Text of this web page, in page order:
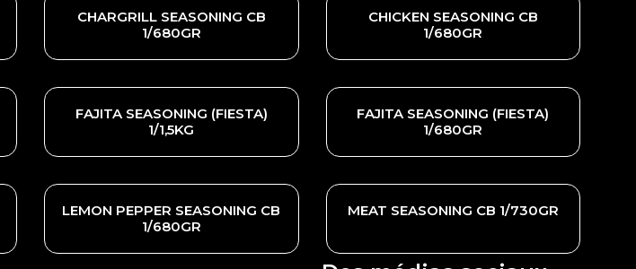
CHARGRILL SEASONING CB
1/680GR
CHICKEN SEASONING CB
1/680GR
FAJITA SEASONING (FIESTA)
1/1,5KG
FAJITA SEASONING (FIESTA)
1/680GR
LEMON PEPPER SEASONING CB
1/680GR
MEAT SEASONING CB 1/730GR